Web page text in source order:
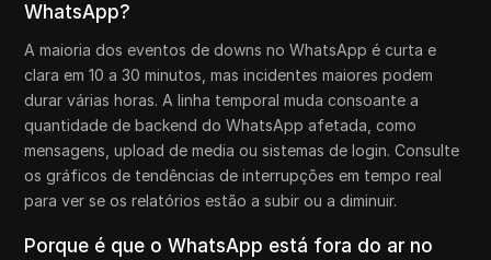
WhatsApp?
A maioria dos eventos de downs no WhatsApp é curta e
clara em 10 a 30 minutos, mas incidentes maiores podem
durar várias horas. A linha temporal muda consoante a
quantidade de backend do WhatsApp afetada, como
mensagens, upload de media ou sistemas de login. Consulte
os gráficos de tendências de interrupções em tempo real
para ver se os relatórios estão a subir ou a diminuir.
Porque é que o WhatsApp está fora do ar no